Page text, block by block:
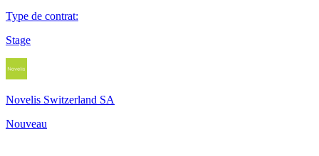
Type de contrat:
Stage
Novelis Switzerland SA
Nouveau